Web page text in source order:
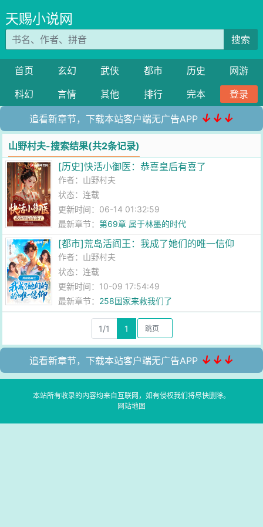
天赐小说网
搜索
首页 玄幻 武侠 都市 历史
网游
科幻
言情 其他 排行 完本 登录
追看新章节，下载本站客户端无广告APP ↓↓↓
山野村夫-搜索结果(共2条记录)
[历史]快活小御医：恭喜皇后有喜了
作者： 山野村夫
状态：连载
更新时间：06-14 01:32:59
最新章节：第69章 属于林墨的时代
[都市]荒岛活阎王：我成了她们的唯一信仰
作者： 山野村夫
状态：连载
更新时间：10-09 17:54:49
最新章节： 258国家来救我们了
1/1 1
追看新章节，下载本站客户端无广告APP ↓↓↓
本站所有收录的内容均来自互联网，如有侵权我们将尽快删除。
网站地图